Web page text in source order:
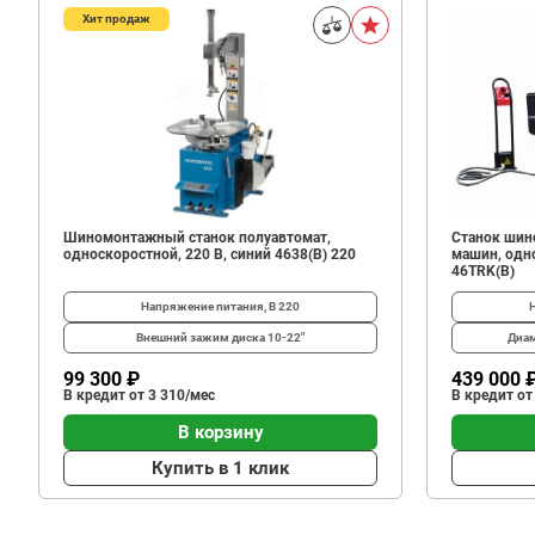
Хит продаж
Шиномонтажный станок полуавтомат,
односкоростной, 220 В, синий 4638(B) 220
Напряжение питания, В220
Внешний зажим диска10-22"
99 300 ₽
В кредит от 3 310/мес
В корзину
Купить в 1 клик
Станок
машин,
46TRK(B)
439 000
В кредит